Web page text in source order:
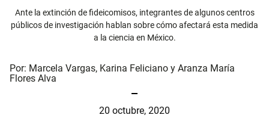
Ante la extinción de fideicomisos, integrantes de algunos centros
públicos de investigación hablan sobre cómo afectará esta medida
a la ciencia en México.
Por: Marcela Vargas, Karina Feliciano y Aranza María
Flores Alva
20 octubre, 2020